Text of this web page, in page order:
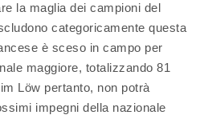
la maglia dei campioni del
categoricamente questa
è sceso in campo per
maggiore, totalizzando 81
Löw pertanto, non potrà
impegni della nazionale